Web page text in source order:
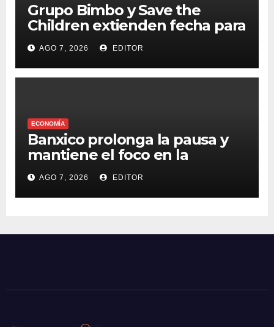
Grupo Bimbo y Save the
Children extienden fecha para
apoyar a damnificados de
Venezuela
AGO 7, 2026 EDITOR
ECONOMÍA
Banxico prolonga la pausa y
mantiene el foco en la
inflación
AGO 7, 2026 EDITOR